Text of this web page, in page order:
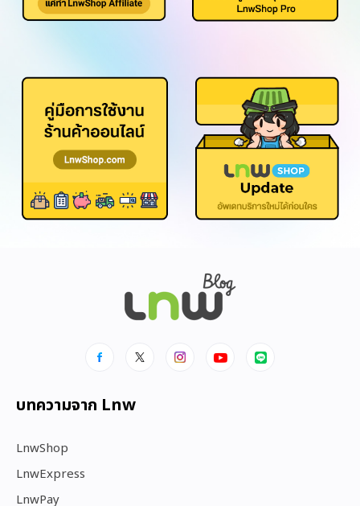
บทความจาก Lnw
LnwShop
LnwExpress
LnwPay